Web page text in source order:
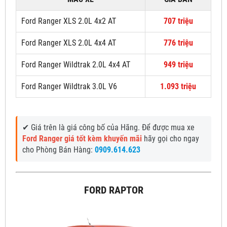
Ford Ranger XLS 2.0L 4x2 AT 707 triệu
Ford Ranger XLS 2.0L 4x4 AT 776 triệu
Ford Ranger Wildtrak 2.0L 4x4 AT 949 triệu
Ford Ranger Wildtrak 3.0L V6 1.093 triệu
✔ Giá trên là giá công bố của Hãng. Để được mua xe
Ford Ranger giá tốt kèm khuyến mãi hãy gọi cho ngay
cho Phòng Bán Hàng: 0909.614.623
FORD RAPTOR